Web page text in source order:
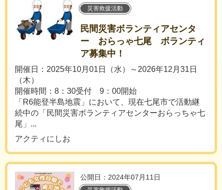
災害救援活動
民間災害ボランティアセンタ
ー おらっゃ七尾 ボランティ
ア募集中！
開催日：2025年10月01日（水）～2026年12月31日
（木）
開催時間：8：30受付 9：00開始
「R6能登半島地震」において、現在七尾市で活動継
続中の「民間災害ボランティアセンターおらっちゃ七
尾」...
アクティにしお
公開日：2024年07月11日